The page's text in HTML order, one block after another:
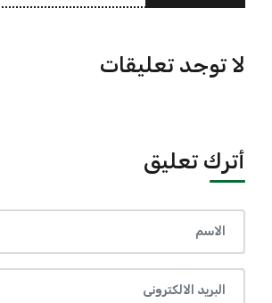
لا توجد تعليقات
أترك تعليق